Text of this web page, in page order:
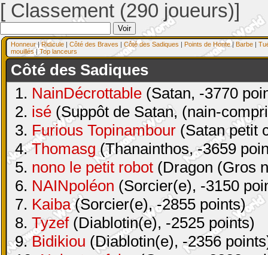
[ Classement (290 joueurs)]
Honneur|Ridicule | Côté des Braves | Côté des Sadiques | Points de Honte| Barbe |
mouillés| Top lanceurs
Côté des Sadiques
1. NainDécrottable (Satan, -3770
2. isé (Suppôt de Satan, (nain-
3. Furious Topinambour (Satan petit
4.Thomasg(Thanainthos, -3659
5. nono le petit robot (Dragon (Gros
6. NAINpoléon (Sorcier(e), -3150
7. Kaiba(Sorcier(e), -2855 points)
8. Tyzef(Diablotin(e), -2525 points)
9.Bidikiou (Diablotin(e), -2356